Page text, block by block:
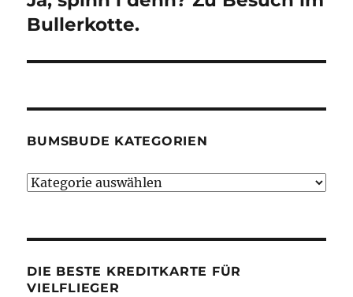
Beitrag:
Bullerkotte.
BUMSBUDE KATEGORIEN
Bumsbude
DIE BESTE KREDITKARTE FÜR
VIELFLIEGER